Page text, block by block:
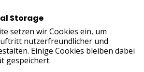
Storage
setzen wir Cookies ein, um
nutzerfreundlicher und
Einige Cookies bleiben dabei
gespeichert.